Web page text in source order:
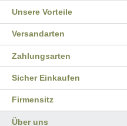
Unsere Vorteile
Versandarten
Sicher Einkaufen
Zahlungsarten
Firmensitz
Über uns